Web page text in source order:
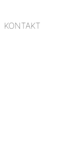
KONTAKT